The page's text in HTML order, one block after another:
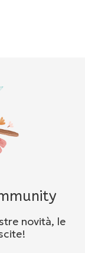
novità, le